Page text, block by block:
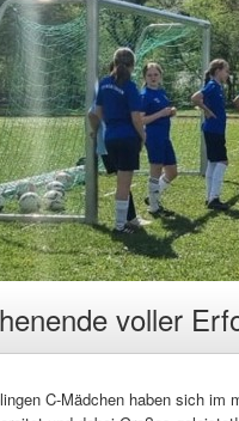
voller
C-Mädchen haben sich